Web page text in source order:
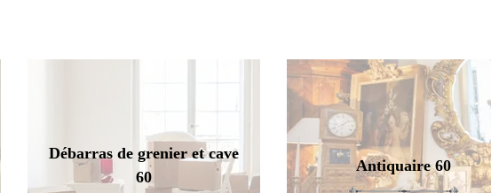
Débarras de grenier et cave
60
Antiquaire 60